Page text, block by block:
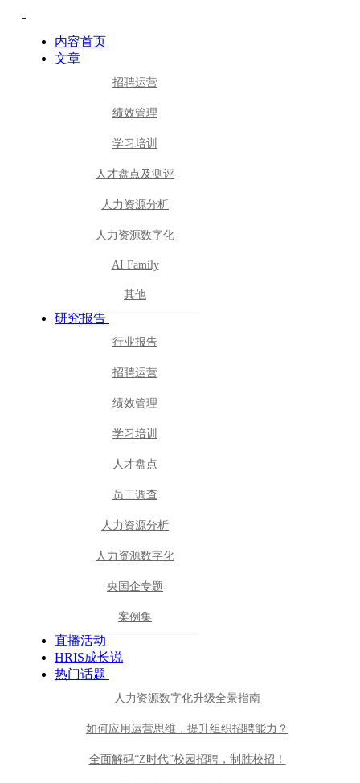
内容首页
文章
招聘运营
绩效管理
学习培训
人才盘点及测评
人力资源分析
人力资源数字化
AI Family
其他
研究报告
行业报告
招聘运营
绩效管理
学习培训
人才盘点
员工调查
人力资源分析
人力资源数字化
央国企专题
案例集
直播活动
HRIS成长说
热门话题
人力资源数字化升级全景指南
如何应用运营思维，提升组织招聘能力？
全面解码“Z时代”校园招聘，制胜校招！